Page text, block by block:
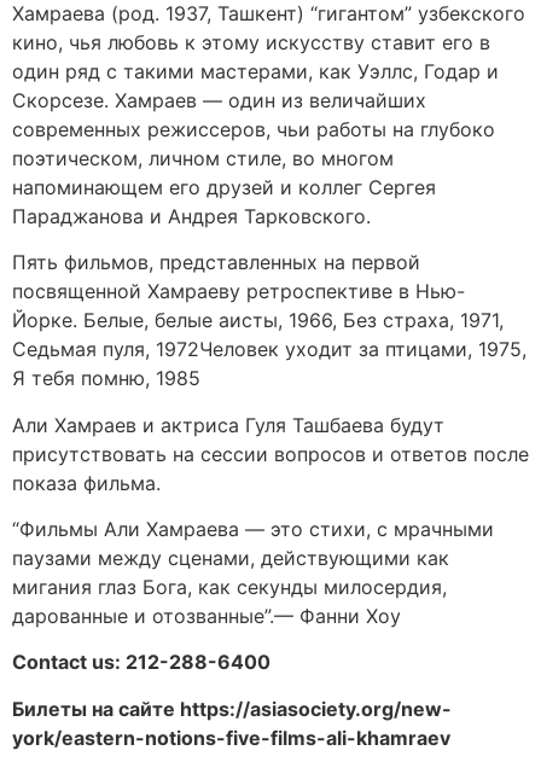
Хамраева (род. 1937, Ташкент) “гигантом” узбекского
кино, чья любовь к этому искусству ставит его в
один ряд с такими мастерами, как Уэллс, Годар и
Скорсезе. Хамраев — один из величайших
современных режиссеров, чьи работы на глубоко
поэтическом, личном стиле, во многом
напоминающем его друзей и коллег Сергея
Параджанова и Андрея Тарковского.
Пять фильмов, представленных на первой
посвященной Хамраеву ретроспективе в Нью-
Йорке. Белые, белые аисты, 1966, Без страха, 1971,
Седьмая пуля, 1972Человек уходит за птицами, 1975,
Я тебя помню, 1985
Али Хамраев и актриса Гуля Ташбаева будут
присутствовать на сессии вопросов и ответов после
показа фильма.
“Фильмы Али Хамраева — это стихи, с мрачными
паузами между сценами, действующими как
мигания глаз Бога, как секунды милосердия,
дарованные и отозванные”.— Фанни Хоу
Contact us: 212-288-6400
Билеты на сайте https://asiasociety.org/new-
york/eastern-notions-five-films-ali-khamraev